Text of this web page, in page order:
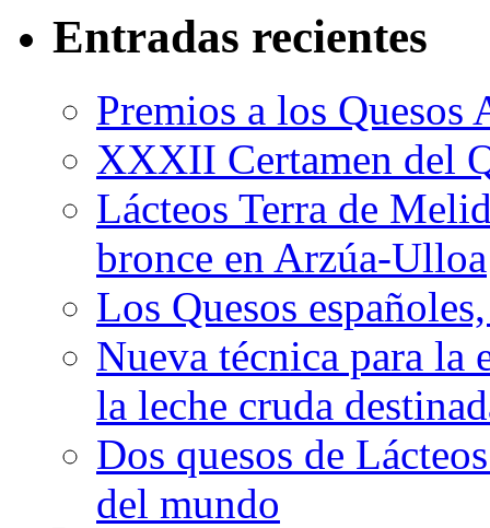
Entradas recientes
Premios a los Quesos
XXXII Certamen del
Lácteos Terra de
bronce en Arzúa-Ulloa
Los Quesos
Nueva técnica para la
la leche cruda
Dos quesos de
del mundo